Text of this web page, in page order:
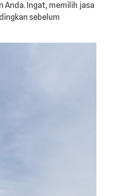
Ingat, memilih jasa
sebelum